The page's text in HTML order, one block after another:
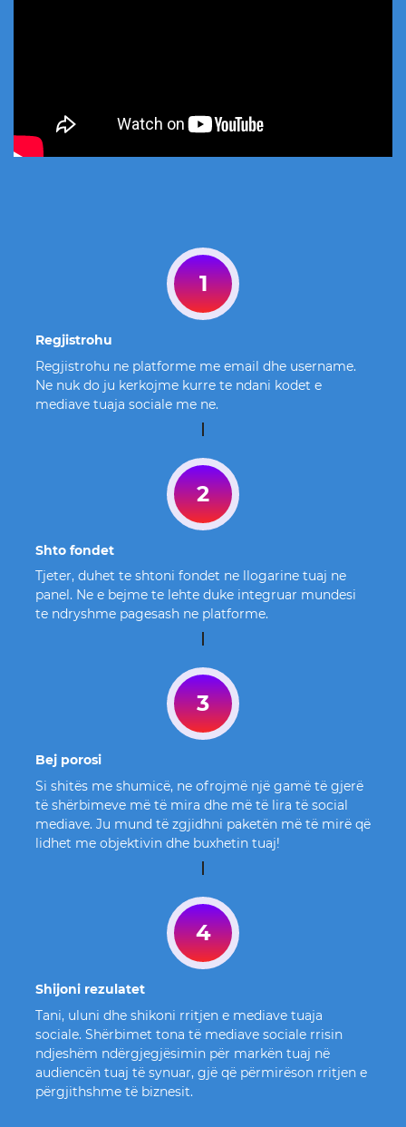
1
Regjistrohu
Regjistrohu ne platforme me email dhe username.
Ne nuk do ju kerkojme kurre te ndani kodet e
mediave tuaja sociale me ne.
2
Shto fondet
Tjeter, duhet te shtoni fondet ne llogarine tuaj ne
panel. Ne e bejme te lehte duke integruar mundesi
te ndryshme pagesash ne platforme.
3
Bej porosi
Si shitës me shumicë, ne ofrojmë një gamë të gjerë
të shërbimeve më të mira dhe më të lira të social
mediave. Ju mund të zgjidhni paketën më të mirë që
lidhet me objektivin dhe buxhetin tuaj!
4
Shijoni rezulatet
Tani, uluni dhe shikoni rritjen e mediave tuaja
sociale. Shërbimet tona të mediave sociale rrisin
ndjeshëm ndërgjegjësimin për markën tuaj në
audiencën tuaj të synuar, gjë që përmirëson rritjen e
përgjithshme të biznesit.